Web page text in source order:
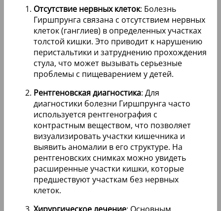
Отсутствие нервных клеток: Болезнь
Гиршпрунга связана с отсутствием нервных
клеток (ганглиев) в определенных участках
толстой кишки. Это приводит к нарушению
перистальтики и затруднению прохождения
стула, что может вызывать серьезные
проблемы с пищеварением у детей.
Рентгеновская диагностика: Для
диагностики болезни Гиршпрунга часто
используется рентгенография с
контрастным веществом, что позволяет
визуализировать участки кишечника и
выявить аномалии в его структуре. На
рентгеновских снимках можно увидеть
расширенные участки кишки, которые
предшествуют участкам без нервных
клеток.